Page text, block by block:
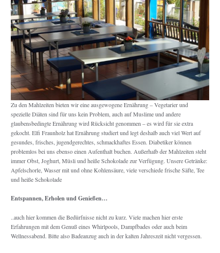
Zu den Mahlzeiten bieten wir eine ausgewogene Ernährung – Vegetarier und
spezielle Diäten sind für uns kein Problem, auch auf Muslime und andere
glaubensbedingte Ernährung wird Rücksicht genommen – es wird für sie extra
gekocht. Elfi Fraunholz hat Ernährung studiert und legt deshalb auch viel Wert auf
gesundes, frisches, jugendgerechtes, schmackhaftes Essen. Diabetiker können
problemlos bei uns ebenso einen Aufenthalt buchen. Außerhalb der Mahlzeiten steht
immer Obst, Joghurt, Müsli und heiße Schokolade zur Verfügung. Unsere Getränke:
Apfelschorle, Wasser mit und ohne Kohlensäure, viele verschiede frische Säfte, Tee
und heiße Schokolade
Entspannen, Erholen und Genießen…
..auch hier kommen die Bedürfnisse nicht zu kurz. Viele machen hier erste
Erfahrungen mit dem Genuß eines Whirlpools, Dampfbades oder auch beim
Wellnessabend. Bitte also Badeanzug auch in der kalten Jahreszeit nicht vergessen.